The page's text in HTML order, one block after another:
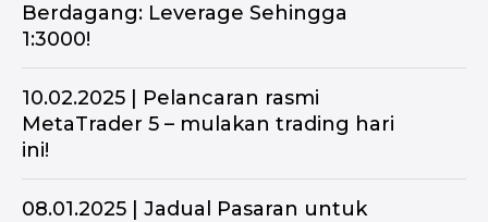
Berdagang: Leverage Sehingga
1:3000!
10.02.2025 | Pelancaran rasmi
MetaTrader 5 – mulakan trading hari
ini!
08.01.2025 | Jadual Pasaran untuk